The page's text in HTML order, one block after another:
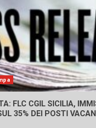
FLC CGIL SICILIA,
35% DEI POSTI